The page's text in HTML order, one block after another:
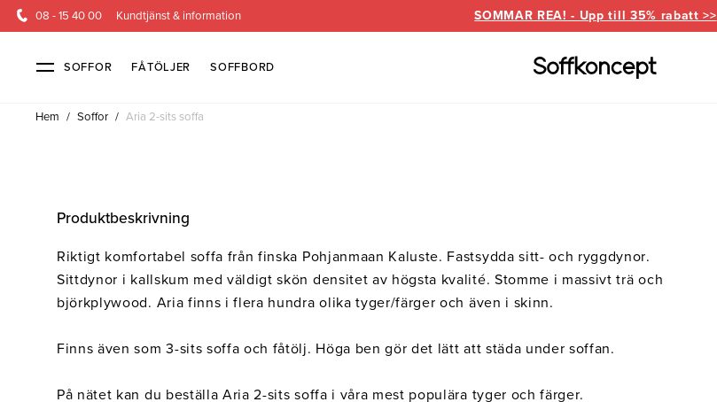
08 - 15 40 00 Kundtjänst & information SOMMAR REA! - Upp till 35% rabatt >>
SOFFOR FÅTÖLJER SOFFBORD
4-sits soffor
Bäddsoffor
Hörnsoffor
Lagersoffor
Modulsoffor
Skinnmöbler
Sammetssoffor
Soffor med divan
Ermatiko
Hovden
Finansiering
Öppetköp & ångerrätt
Hem / Soffor / Aria 2-sits soffa
Produktbeskrivning
Riktigt komfortabel soffa från finska Pohjanmaan Kaluste. Fastsydda sitt- och ryggdynor.
Sittdynor i kallskum med väldigt skön densitet av högsta kvalité. Stomme i massivt trä och
björkplywood. Aria finns i flera hundra olika tyger/färger och även i skinn.
Finns även som 3-sits soffa och fåtölj. Höga ben gör det lätt att städa under soffan.
På nätet kan du beställa Aria 2-sits soffa i våra mest populära tyger och färger.